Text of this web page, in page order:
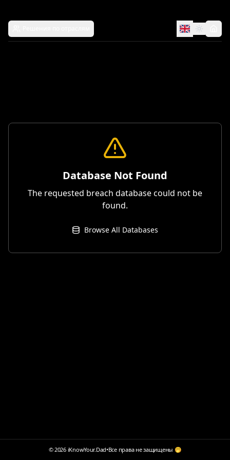
Database Not Found
The requested breach database could not be
found.
Browse All Databases
© 2026 iKnowYour.Dad•Все права не защищены 🤭